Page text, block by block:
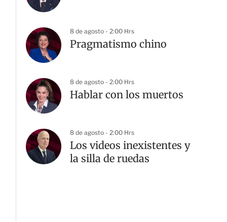
8 de agosto - 2:00 Hrs
Pragmatismo chino
8 de agosto - 2:00 Hrs
Hablar con los muertos
8 de agosto - 2:00 Hrs
Los videos inexistentes y
la silla de ruedas